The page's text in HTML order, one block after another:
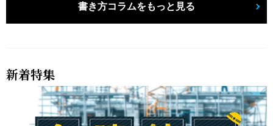
書き方コラムをもっと見る
新着特集